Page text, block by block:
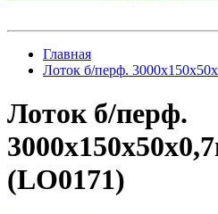
Главная
Лоток б/перф.
Лоток б/перф.
(LO0171)